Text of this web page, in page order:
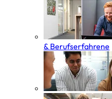
& Berufserfahrene